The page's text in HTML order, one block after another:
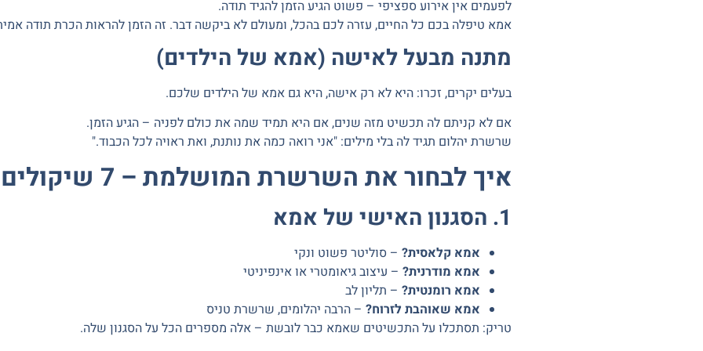
לפעמים אין אירוע ספציפי – פשוט הגיע הזמן להגיד תודה.
אמא טיפלה בכם כל החיים, עזרה לכם בהכל, ומעולם לא ביקשה דבר. זה הזמן להראות הכרת תודה
מתנה מבעל לאישה (אמא של הילדים)
בעלים יקרים, זכרו: היא לא רק אישה, היא גם אמא של הילדים שלכם.
אם לא קניתם לה תכשיט מזה שנים, אם היא תמיד שמה את כולם לפניה – הגיע הזמן.
שרשרת יהלום תגיד לה בלי מילים: "אני רואה כמה את נותנת, ואת ראויה לכל הכבוד."
איך לבחור את השרשרת המושלמת – 7 שיקולים
1. הסגנון האישי של אמא
אמא קלאסית? – סוליטר פשוט ונקי
אמא מודרנית? – עיצוב גיאומטרי או אינפיניטי
אמא רומנטית? – תליון לב
אמא שאוהבת לזרוח? – הרבה יהלומים, שרשרת טניס
טריק: תסתכלו על התכשיטים שאמא כבר לובשת – אלה מספרים הכל על הסגנון שלה.